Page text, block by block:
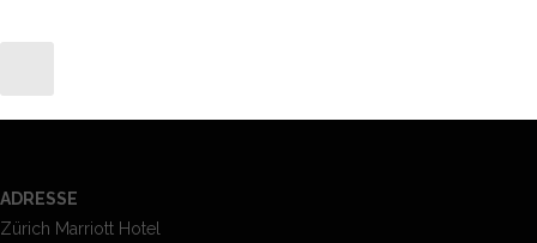
ADRESSE
Zürich Marriott Hotel